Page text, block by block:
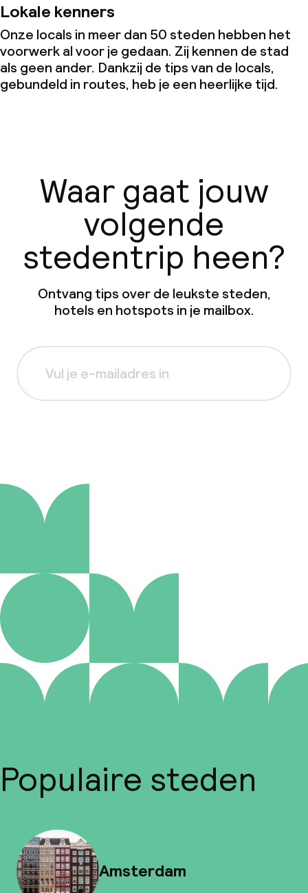
Lokale kenners
Onze locals in meer dan 50 steden hebben het
voorwerk al voor je gedaan. Zij kennen de stad
als geen ander. Dankzij de tips van de locals,
gebundeld in routes, heb je een heerlijke tijd.
Waar gaat jouw
volgende
stedentrip heen?
Ontvang tips over de leukste steden,
hotels en hotspots in je mailbox.
Populaire steden
Amsterdam